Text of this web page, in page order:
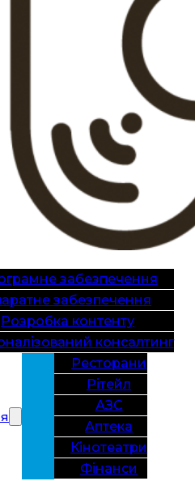
забезпечення
забезпечення
Розробка контенту
консалтинг
Ресторани
Рітейл
АЗС
Аптека
Кінотеатри
Фінанси